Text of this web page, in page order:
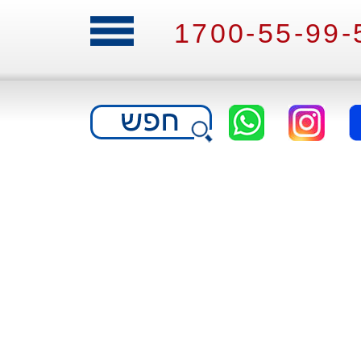
1700-55-99-